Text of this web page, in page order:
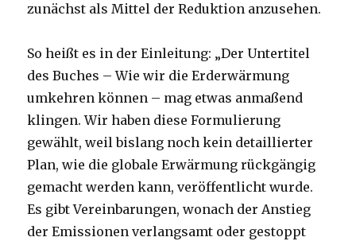
zunächst als Mittel der Reduktion anzusehen.
So heißt es in der Einleitung: „Der Untertitel
des Buches – Wie wir die Erderwärmung
umkehren können – mag etwas anmaßend
klingen. Wir haben diese Formulierung
gewählt, weil bislang noch kein detaillierter
Plan, wie die globale Erwärmung rückgängig
gemacht werden kann, veröffentlicht wurde.
Es gibt Vereinbarungen, wonach der Anstieg
der Emissionen verlangsamt oder gestoppt